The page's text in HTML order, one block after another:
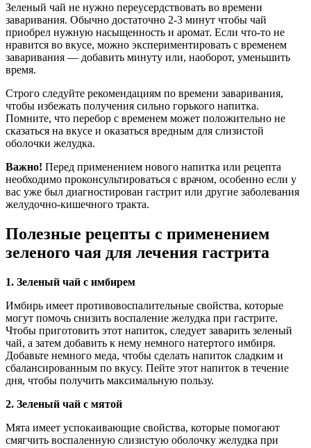
Зеленый чай не нужно переусердствовать во времени
заваривания. Обычно достаточно 2-3 минут чтобы чай
приобрел нужную насыщенность и аромат. Если что-то не
нравится во вкусе, можно экспериментировать с временем
заваривания — добавить минуту или, наоборот, уменьшить
время.
Строго следуйте рекомендациям по времени заваривания,
чтобы избежать получения сильно горького напитка.
Помните, что перебор с временем может положительно не
сказаться на вкусе и оказаться вредным для слизистой
оболочки желудка.
Важно! Перед применением нового напитка или рецепта
необходимо проконсультироваться с врачом, особенно если у
вас уже был диагностирован гастрит или другие заболевания
желудочно-кишечного тракта.
Полезные рецепты с применением
зеленого чая для лечения гастрита
1. Зеленый чай с имбирем
Имбирь имеет противовоспалительные свойства, которые
могут помочь снизить воспаление желудка при гастрите.
Чтобы приготовить этот напиток, следует заварить зеленый
чай, а затем добавить к нему немного натертого имбиря.
Добавьте немного меда, чтобы сделать напиток сладким и
сбалансированным по вкусу. Пейте этот напиток в течение
дня, чтобы получить максимальную пользу.
2. Зеленый чай с мятой
Мята имеет успокаивающие свойства, которые помогают
смягчить воспаленную слизистую оболочку желудка при